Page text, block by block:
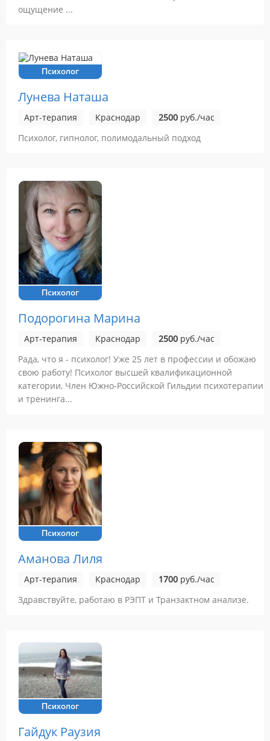
ощущение ...
Психолог
Лунева Наташа
Арт-терапия Краснодар 2500 руб./час
Психолог, гипнолог, полимодальный подход
Психолог
Подорогина Марина
Арт-терапия Краснодар 2500 руб./час
Рада, что я - психолог! Уже 25 лет в профессии и обожаю
свою работу! Психолог высшей квалификационной
категории, Член Южно-Российской Гильдии психотерапии
и тренинга...
Психолог
Аманова Лиля
Арт-терапия Краснодар 1700 руб./час
Здравствуйте, работаю в РЭПТ и Транзактном анализе.
Психолог
Гайдук Раузия